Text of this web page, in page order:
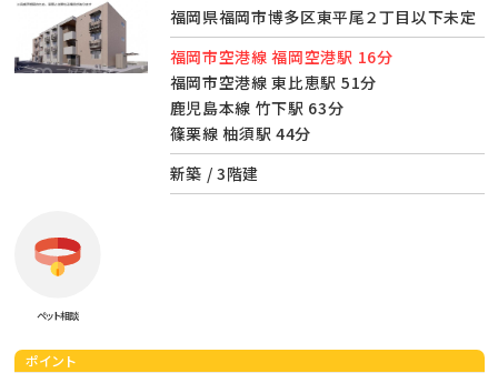
福岡県福岡市博多区東平尾２丁目以下未定
福岡市空港線 福岡空港駅 16分
福岡市空港線 東比恵駅 51分
鹿児島本線 竹下駅 63分
篠栗線 柚須駅 44分
新築 / 3階建
ペット相談
ポイント